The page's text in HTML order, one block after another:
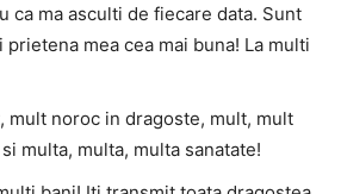
ca ma asculti de fiecare data. Sunt
prietena mea cea mai buna! La multi
mult noroc in dragoste, mult, mult
multa, multa, multa sanatate!